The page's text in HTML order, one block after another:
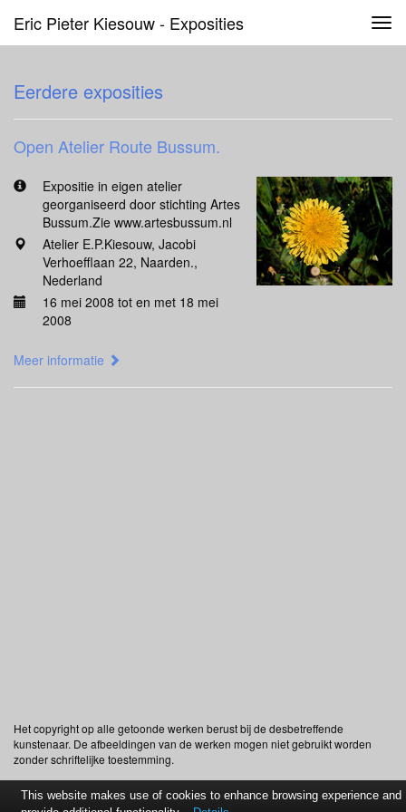
Eric Pieter Kiesouw - Exposities
Eerdere exposities
Open Atelier Route Bussum.
Expositie in eigen atelier
georganiseerd door stichting Artes
Bussum.Zie www.artesbussum.nl
Atelier E.P.Kiesouw, Jacobi
Verhoefflaan 22, Naarden.,
Nederland
16 mei 2008 tot en met 18 mei
2008
Meer informatie
Het copyright op alle getoonde werken berust bij de desbetreffende
kunstenaar. De afbeeldingen van de werken mogen niet gebruikt worden
zonder schriftelijke toestemming.
This website makes use of cookies to enhance browsing experience and